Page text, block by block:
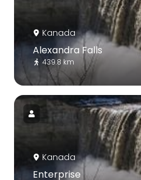
Kanada
Alexandra Falls
439.8 km
Kanada
Enterprise